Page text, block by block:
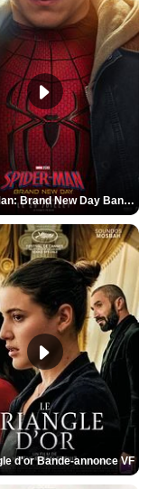
Spider-Man: Brand New Day Bande-annonce VO STFR
d'or Bande-annonce VF